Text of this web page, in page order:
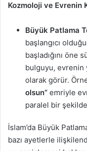
Kozmoloji ve Evrenin
Büyük Patlama
başlangıcı
başladığını öne
bulguyu, evrenin
olarak görür.
olsun” emriyle
paralel bir
İslam’da Büyük
bazı ayetlerle